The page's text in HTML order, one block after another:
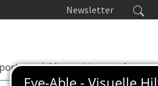
Newsletter
Veranstaltungen